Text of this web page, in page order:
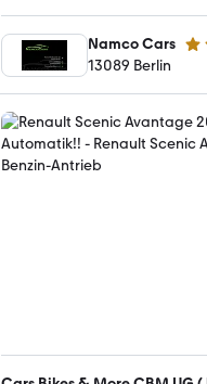
Namco Cars
13089 Berlin